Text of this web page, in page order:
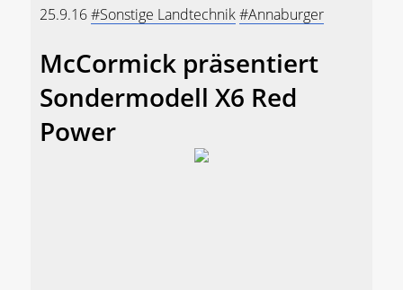
25.9.16#Sonstige Landtechnik#Annaburger
McCormick präsentiert
Sondermodell X6 Red
Power